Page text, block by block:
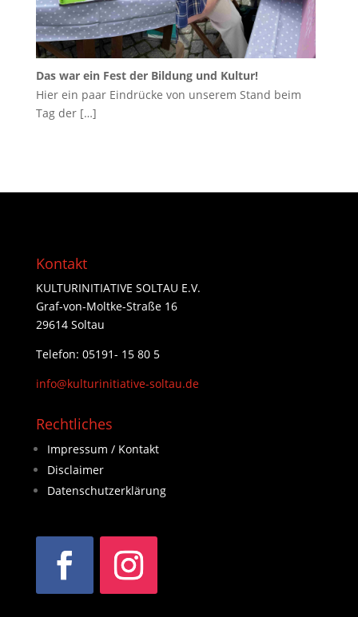
Das war ein Fest der Bildung und Kultur!
Hier ein paar Eindrücke von unserem Stand beim
Tag der […]
Kontakt
KULTURINITIATIVE SOLTAU E.V.
Graf-von-Moltke-Straße 16
29614 Soltau
Telefon: 05191- 15 80 5
info@kulturinitiative-soltau.de
Rechtliches
Impressum / Kontakt
Disclaimer
Datenschutzerklärung